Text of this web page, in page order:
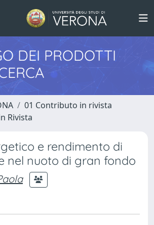
DEI PRODOTTI
01 Contributo in rivista
Rivista
e rendimento di
nel nuoto di gran fondo